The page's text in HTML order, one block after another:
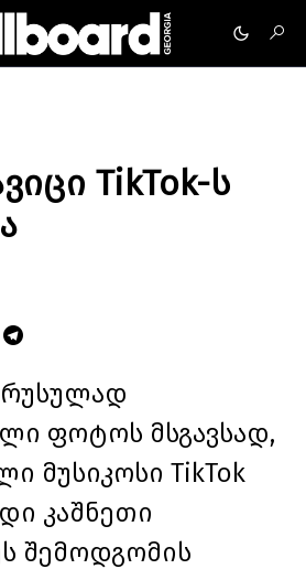
TikTok-ს
ფოტოს მსგავსად,
მუსიკოსი TikTok
კაშნეთი
შემოდგომის